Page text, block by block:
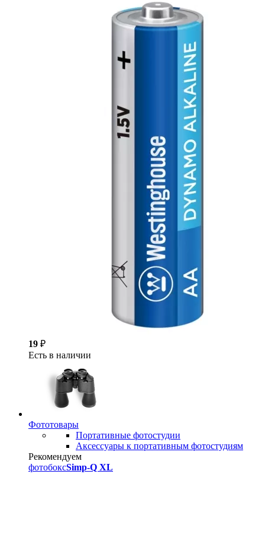
19 ₽
Есть в наличии
Фототовары
Портативные фотостудии
Аксессуары к портативным фотостудиям
Рекомендуем
фотобоксSimp-Q XL